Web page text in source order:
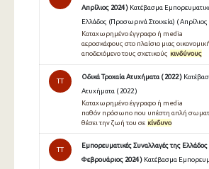
Απρίλιος 2024 ) Κατέβασμα
Ελλάδος (Προσωρινά Στοιχεία) ( Απρίλιος
Καταχωρημένο έγγραφο ή media
αεροσκάφους στο πλαίσιο μιας
αποδεχόμενο τους σχετικούς κινδύνους
TT
Οδικά Τροχαία Ατυχήματα ( 2022 )
Ατυχήματα ( 2022 )
Καταχωρημένο έγγραφο ή media
παθόν πρόσωπο που υπέστη απλή
θέσει την ζωή του σε κίνδυνο
TT
Εμπορευματικές Συναλλαγές της
Φεβρουάριος 2024 ) Κατέβασμα